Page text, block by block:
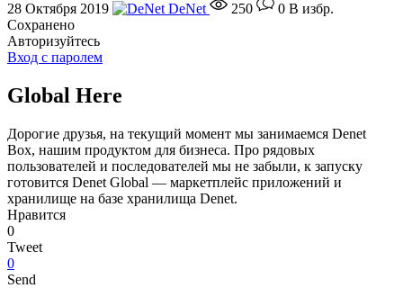
28 Октября 2019 DeNet 250 0 В избр.
Сохранено
Авторизуйтесь
Вход с паролем
Global Here
Дорогие друзья, на текущий момент мы занимаемся Denet
Box, нашим продуктом для бизнеса. Про рядовых
пользователей и последователей мы не забыли, к запуску
готовится Denet Global — маркетплейс приложений и
хранилище на базе хранилища Denet.
Нравится
0
Tweet
0
Send